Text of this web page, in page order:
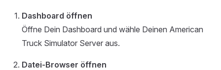
Dashboard öffnen
Öffne Dein Dashboard und wähle Deinen American
Truck Simulator Server aus.
Datei-Browser öffnen